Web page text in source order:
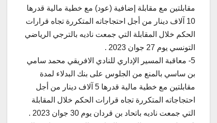
مقابلتين مع مقابلة إضافية (عود) مع خطية مالية قدرها
10 آلاف دينار من أجل احتجاجاته المتكررة تجاه قرارات
الحكم خلال المقابلة التي جمعت ناديه بالترجي الرياضي
التونسي يوم 27 جوان 2023 .
5- معاقبة المسير الإداري للنادي الافريقي محمد سامي
بن ساسي بالمنع من الجلوس على بنك البدلاء لمدة
مقابلتين مع خطية مالية قدرها 5 آلاف دينار من أجل
احتجاجاته المتكررة تجاه قرارات الحكم خلال المقابلة
التي جمعت ناديه باتحاد بن قردان يوم 30 جوان 2023 .